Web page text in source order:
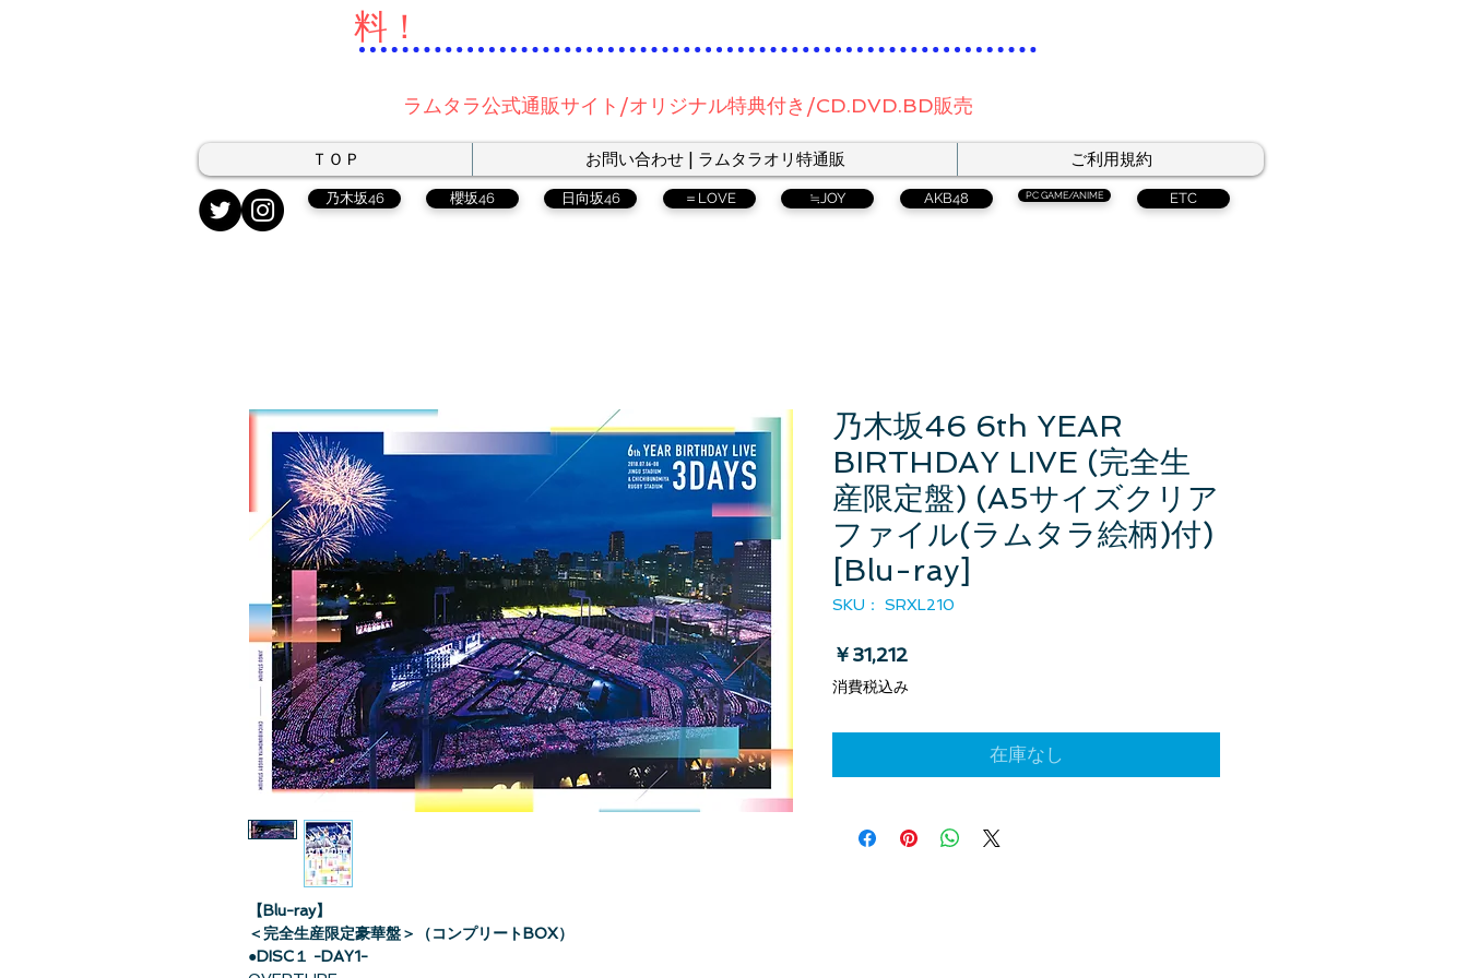
料！
ラムタラ公式通販サイト/オリジナル特典付き/CD.DVD.BD販売
乃木坂46 櫻坂46 日向坂46 ＝LOVE ≒JOY AKB48 PC GAME/ANIME ETC
ＴＯＰ お問い合わせ | ラムタラオリ特通販 ご利用規約
【Blu-ray】
＜完全生産限定豪華盤＞（コンプリートBOX）
●DISC１ -DAY1-
乃木坂46 6th YEAR
BIRTHDAY LIVE (完全生
産限定盤) (A5サイズクリア
ファイル(ラムタラ絵柄)付)
[Blu-ray]
SKU： SRXL210
￥31,212価格
消費税込み
在庫なし